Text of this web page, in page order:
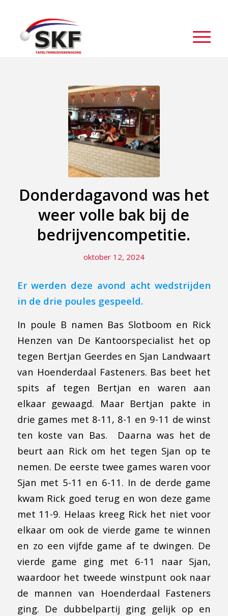
Donderdagavond was het
weer volle bak bij de
bedrijvencompetitie.
oktober 12, 2024
Er werden deze avond acht wedstrijden
in de drie poules gespeeld.
In poule B namen Bas Slotboom en Rick
Henzen van De Kantoorspecialist het op
tegen Bertjan Geerdes en Sjan Landwaart
van Hoenderdaal Fasteners. Bas beet het
spits af tegen Bertjan en waren aan
elkaar gewaagd. Maar Bertjan pakte in
drie games met 8-11, 8-1 en 9-11 de winst
ten koste van Bas. Daarna was het de
beurt aan Rick om het tegen Sjan op te
nemen. De eerste twee games waren voor
Sjan met 5-11 en 6-11. In de derde game
kwam Rick goed terug en won deze game
met 11-9. Helaas kreeg Rick het niet voor
elkaar om ook de vierde game te winnen
en zo een vijfde game af te dwingen. De
vierde game ging met 6-11 naar Sjan,
waardoor het tweede winstpunt ook naar
de mannen van Hoenderdaal Fasteners
ging. De dubbelpartij ging gelijk op en